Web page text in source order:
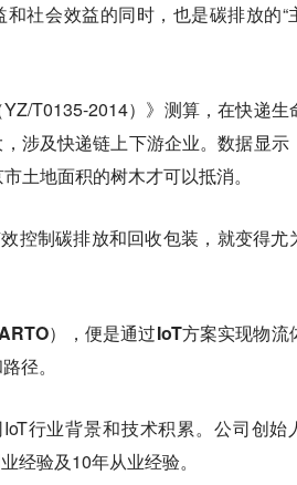
社会效益的同时，也是碳排放的“
T0135-2014）》测算，在快递生
涉及快递链上下游企业。数据显示
土地面积的树木才可以抵消。
控制碳排放和回收包装，就变得尤
），便是通过IoT方案实现物流
径。
行业背景和技术积累。公司创始
经验及10年从业经验。